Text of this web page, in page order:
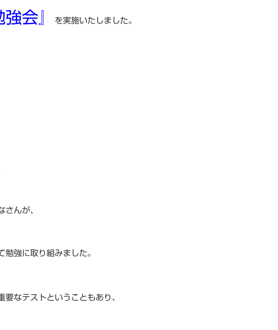
会』 を実施いたしました。
さんが、
強に取り組みました。
要なテストということもあり、